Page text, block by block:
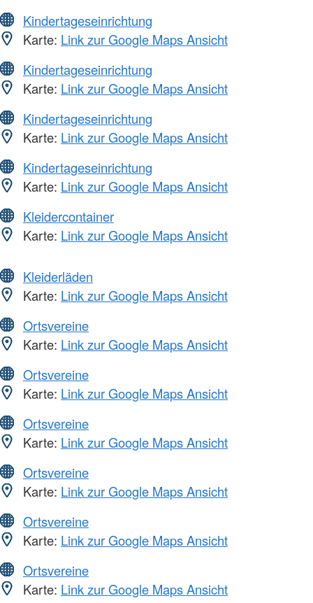
Kindertageseinrichtung
Karte: Link zur Google Maps Ansicht
Kindertageseinrichtung
Karte: Link zur Google Maps Ansicht
Kindertageseinrichtung
Karte: Link zur Google Maps Ansicht
Kindertageseinrichtung
Karte: Link zur Google Maps Ansicht
Kleidercontainer
Karte: Link zur Google Maps Ansicht
Kleiderläden
Karte: Link zur Google Maps Ansicht
Ortsvereine
Karte: Link zur Google Maps Ansicht
Ortsvereine
Karte: Link zur Google Maps Ansicht
Ortsvereine
Karte: Link zur Google Maps Ansicht
Ortsvereine
Karte: Link zur Google Maps Ansicht
Ortsvereine
Karte: Link zur Google Maps Ansicht
Ortsvereine
Karte: Link zur Google Maps Ansicht